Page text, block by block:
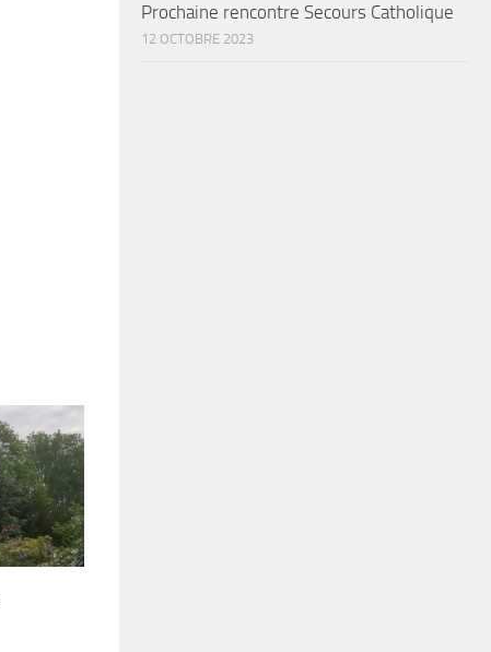
Prochaine rencontre Secours Catholique
12 OCTOBRE 2023